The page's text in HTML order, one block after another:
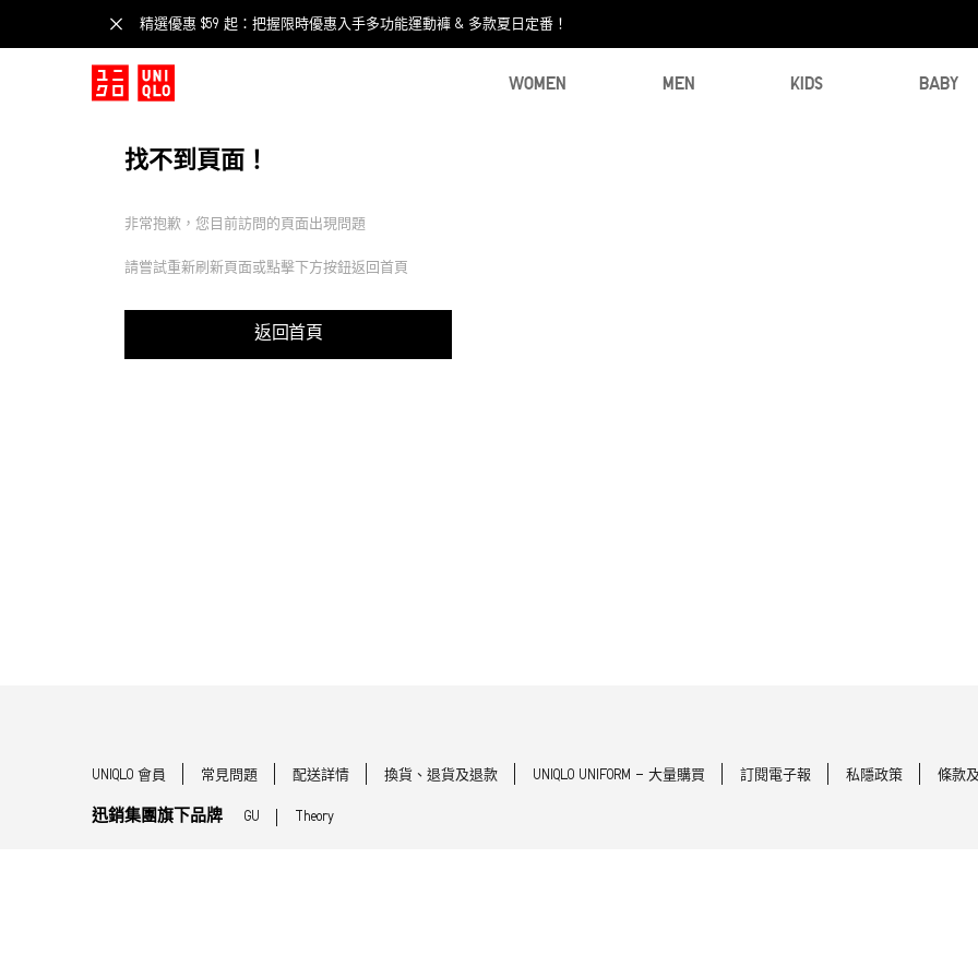
精選優惠 $59 起：把握限時優惠入手多功能運動褲 & 多款夏日定番！​
WOMEN MEN KIDS BABY
找不到頁面！
非常抱歉，您目前訪問的頁面出現問題
請嘗試重新刷新頁面或點擊下方按鈕返回首頁
返回首頁
UNIQLO 會員 常見問題 配送詳情 換貨、退貨及退款 UNIQLO UNIFORM - 大量購買 訂閱電子報 私隱政策 條款
迅銷集團旗下品牌 GU Theory